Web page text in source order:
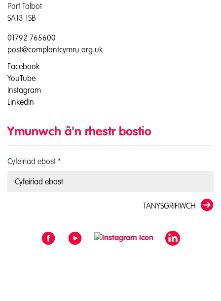
Port Talbot
SA13 1SB
01792 765600
post@complantcymru.org.uk
Facebook
YouTube
Instagram
LinkedIn
Ymunwch â'n rhestr bostio
Cyfeiriad ebost *
TANYSGRIFIWCH